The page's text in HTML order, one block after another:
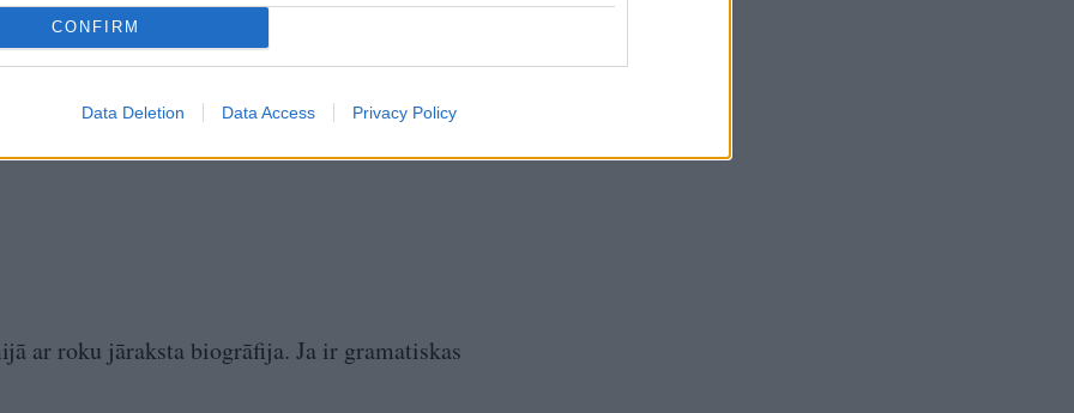
CONFIRM
Data Deletion Data Access Privacy Policy
ar roku jāraksta biogrāfija. Ja ir gramatiskas